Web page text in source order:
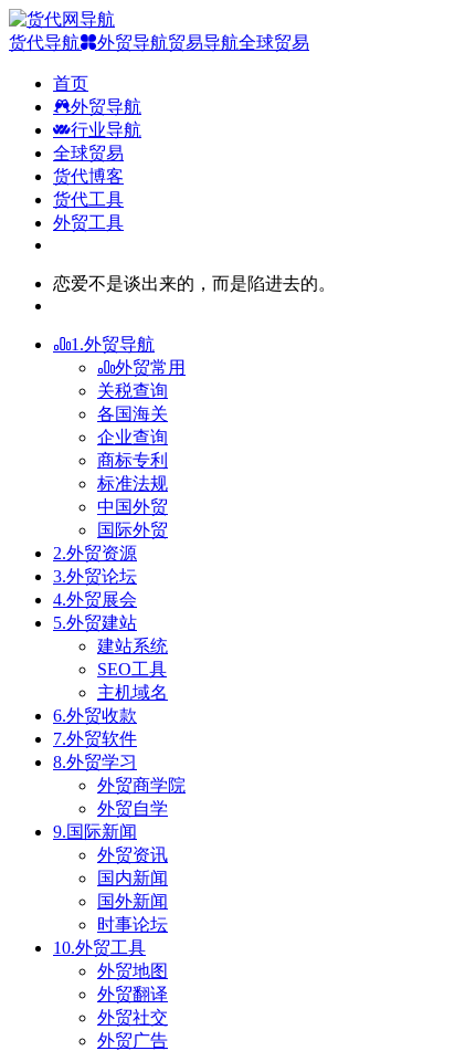
货代导航 外贸导航贸易导航全球贸易
首页
外贸导航
行业导航
全球贸易
货代博客
货代工具
外贸工具
恋爱不是谈出来的，而是陷进去的。
1.外贸导航
外贸常用
关税查询
各国海关
企业查询
商标专利
标准法规
中国外贸
国际外贸
2.外贸资源
3.外贸论坛
4.外贸展会
5.外贸建站
建站系统
SEO工具
主机域名
6.外贸收款
7.外贸软件
8.外贸学习
外贸商学院
外贸自学
9.国际新闻
外贸资讯
国内新闻
国外新闻
时事论坛
10.外贸工具
外贸地图
外贸翻译
外贸社交
外贸广告